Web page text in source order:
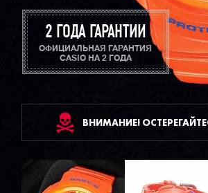
2 ГОДА ГАРАНТИИ
ОФИЦИАЛЬНАЯ ГАРАНТИЯ
CASIO НА 2 ГОДА
ВНИМАНИЕ!